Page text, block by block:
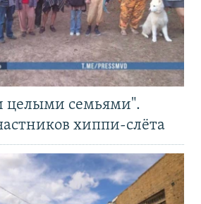
целыми семьями".
хиппи-слёта